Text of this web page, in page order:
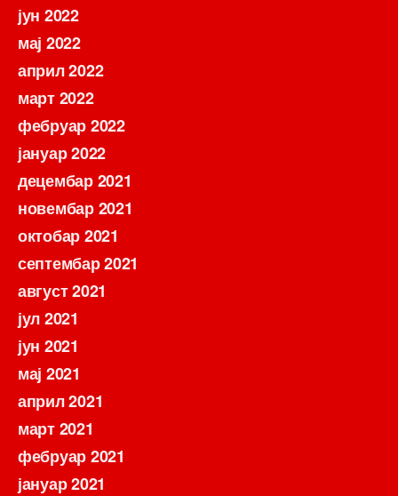
јун 2022
мај 2022
април 2022
март 2022
фебруар 2022
јануар 2022
децембар 2021
новембар 2021
октобар 2021
септембар 2021
август 2021
јул 2021
јун 2021
мај 2021
април 2021
март 2021
фебруар 2021
јануар 2021